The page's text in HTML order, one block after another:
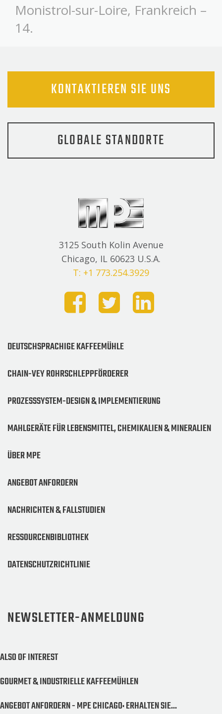
Monistrol-sur-Loire, Frankreich –
14.
KONTAKTIEREN SIE UNS
GLOBALE STANDORTE
3125 South Kolin Avenue
Chicago, IL 60623 U.S.A.
T: +1 773.254.3929
DEUTSCHSPRACHIGE KAFFEEMÜHLE
CHAIN-VEY ROHRSCHLEPPFÖRDERER
PROZESSSYSTEM-DESIGN & IMPLEMENTIERUNG
MAHLGERÄTE FÜR LEBENSMITTEL, CHEMIKALIEN & MINERALIEN
ÜBER MPE
ANGEBOT ANFORDERN
NACHRICHTEN & FALLSTUDIEN
RESSOURCENBIBLIOTHEK
DATENSCHUTZRICHTLINIE
NEWSLETTER-ANMELDUNG
ALSO OF INTEREST
GOURMET & INDUSTRIELLE KAFFEEMÜHLEN
ANGEBOT ANFORDERN - MPE CHICAGO: ERHALTEN SIE...